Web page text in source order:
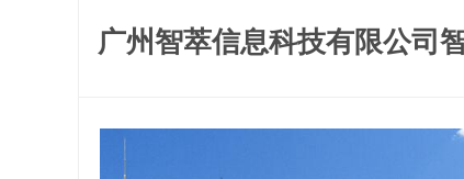
广州智萃信息科技有限公司